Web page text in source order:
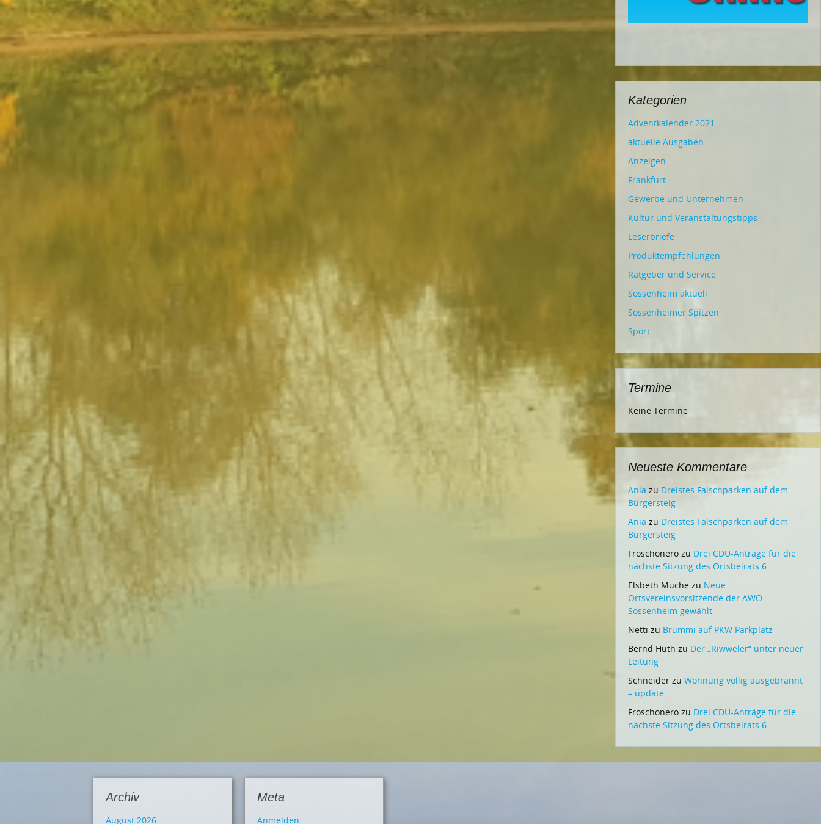
Kategorien
Adventkalender 2021
aktuelle Ausgaben
Anzeigen
Frankfurt
Gewerbe und Unternehmen
Kultur und Veranstaltungstipps
Leserbriefe
Produktempfehlungen
Ratgeber und Service
Sossenheim aktuell
Sossenheimer Spitzen
Sport
Termine
Keine Termine
Neueste Kommentare
Ania zu Dreistes Falschparken auf dem
Bürgersteig
Ania zu Dreistes Falschparken auf dem
Bürgersteig
Froschonero zu Drei CDU-Anträge für die
nächste Sitzung des Ortsbeirats 6
Elsbeth Muche zu Neue
Ortsvereinsvorsitzende der AWO-
Sossenheim gewählt
Netti zu Brummi auf PKW Parkplatz
Bernd Huth zu Der „Riwweler“ unter neuer
Leitung
Schneider zuWohnung völlig ausgebrannt
– update
Froschonero zu Drei CDU-Anträge für die
nächste Sitzung des Ortsbeirats 6
Archiv
August 2026
Meta
Anmelden